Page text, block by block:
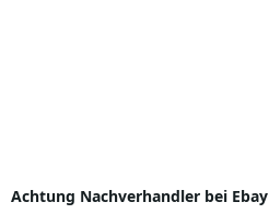
Achtung Nachverhandler bei Ebay